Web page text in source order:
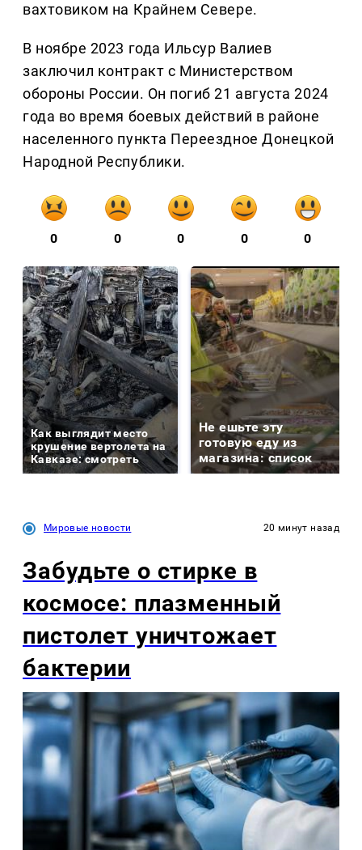
вахтовиком на Крайнем Севере.
В ноябре 2023 года Ильсур Валиев
заключил контракт с Министерством
обороны России. Он погиб 21 августа 2024
года во время боевых действий в районе
населенного пункта Переездное Донецкой
Народной Республики.
0 0 0 0 0
Как выглядит место
крушение вертолета на
Кавказе: смотреть
Не ешьте эту
готовую еду из
магазина: список
Мировые новости 20 минут назад
Забудьте о стирке в
космосе: плазменный
пистолет уничтожает
бактерии